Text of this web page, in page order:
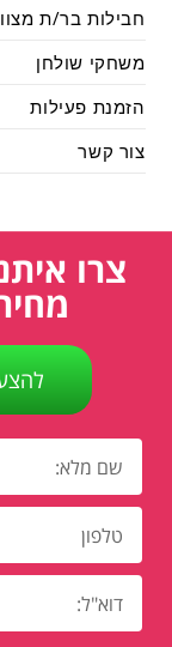
חבילות בר/ת
משחקי שולחן
הזמנת פעילות
צור קשר
צרו